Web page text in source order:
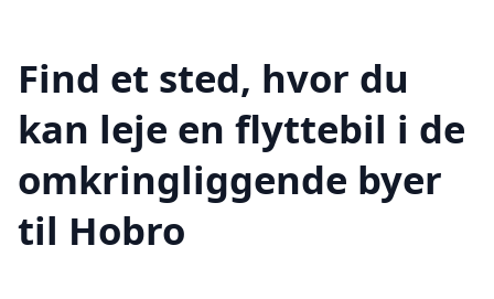
Find et sted, hvor du
kan leje en flyttebil i de
omkringliggende byer
til Hobro